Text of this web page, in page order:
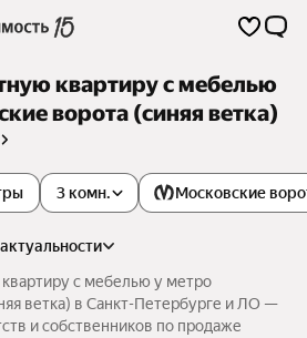
квартиру с мебелью
ворота (синяя ветка)
3 комн. Московские
актуальности
с мебелью у метро
ветка) в Санкт-Петербурге и ЛО —
и собственников по продаже